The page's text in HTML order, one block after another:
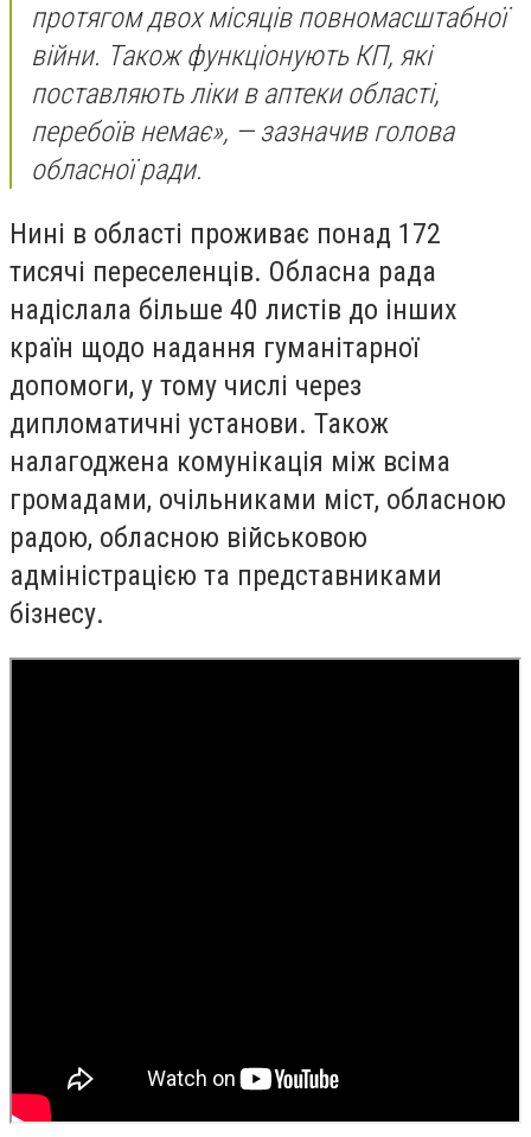
протягом двох місяців повномасштабної
війни. Також функціонують КП, які
поставляють ліки в аптеки області,
перебоїв немає», — зазначив голова
обласної ради.
Нині в області проживає понад 172
тисячі переселенців. Обласна рада
надіслала більше 40 листів до інших
країн щодо надання гуманітарної
допомоги, у тому числі через
дипломатичні установи. Також
налагоджена комунікація між всіма
громадами, очільниками міст, обласною
радою, обласною військовою
адміністрацією та представниками
бізнесу.